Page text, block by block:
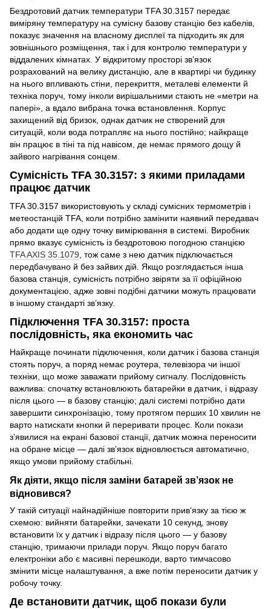
Бездротовий датчик температури TFA 30.3157 передає
виміряну температуру на сумісну базову станцію без кабелів,
показує значення на власному дисплеї та підходить як для
зовнішнього розміщення, так і для контролю температури у
віддалених кімнатах. У відкритому просторі зв’язок
розрахований на велику дистанцію, але в квартирі чи будинку
на нього впливають стіни, перекриття, металеві елементи й
техніка поруч, тому інколи вирішальними стають не «метри на
папері», а вдало вибрана точка встановлення. Корпус
захищений від бризок, однак датчик не створений для
ситуацій, коли вода потрапляє на нього постійно; найкраще
він працює в тіні та під навісом, де немає прямого дощу й
зайвого нагрівання сонцем.
Сумісність TFA 30.3157: з якими приладами
працює датчик
TFA 30.3157 використовують у складі сумісних термометрів і
метеостанцій TFA, коли потрібно замінити наявний передавач
або додати ще одну точку вимірювання в системі. Виробник
прямо вказує сумісність із бездротовою погодною станцією
TFA AXIS 35.1079 , тож саме з нею датчик підключається
передбачувано й без зайвих дій. Якщо розглядається інша
базова станція, сумісність потрібно звіряти за її офіційною
документацією, адже зовні подібні датчики можуть працювати
в іншому стандарті зв’язку.
Підключення TFA 30.3157: проста
послідовність, яка економить час
Найкраще починати підключення, коли датчик і базова станція
стоять поруч, а поряд немає роутера, телевізора чи іншої
техніки, що може заважати прийому сигналу. Послідовність
важлива: спочатку встановлюють батарейки в датчик, і відразу
після цього — в базову станцію; далі системі потрібно дати
завершити синхронізацію, тому протягом перших 10 хвилин не
варто натискати кнопки й переривати процес. Коли покази
з’явилися на екрані базової станції, датчик можна переносити
на обране місце — далі зв’язок відновлюється автоматично,
якщо умови прийому стабільні.
Як діяти, якщо після заміни батарей зв’язок не
відновився?
У такій ситуації найнадійніше повторити прив’язку за тією ж
схемою: вийняти батарейки, зачекати 10 секунд, знову
встановити їх у датчик і відразу після цього — у базову
станцію, тримаючи прилади поруч. Якщо поруч багато
електроніки або є масивні перешкоди, варто тимчасово
змінити місце налаштування, а вже потім переносити датчик у
робочу точку.
Де встановити датчик, щоб покази були